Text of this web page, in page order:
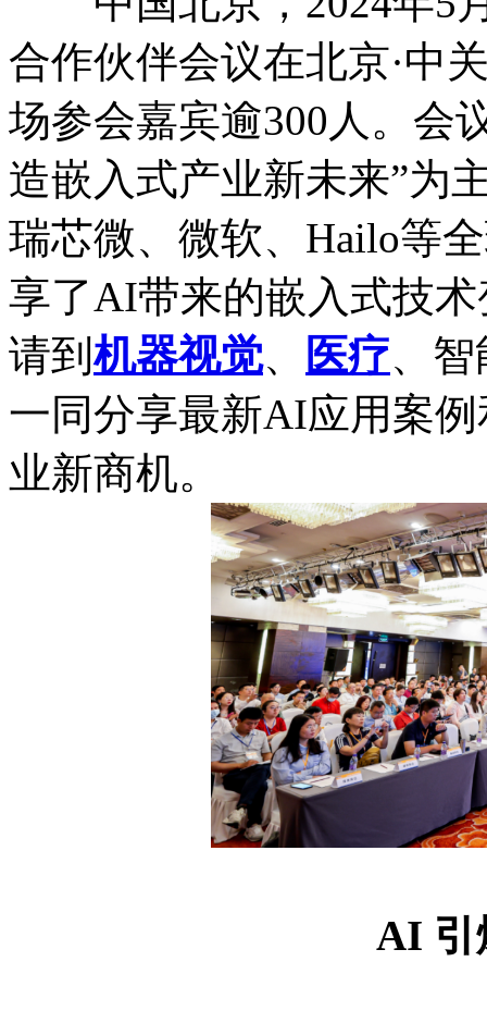
合作伙伴会议在北京·中
场参会嘉宾逾300人。会
造嵌入式产业新未来”为
瑞芯微、微软、Hailo等
享了AI带来的嵌入式技
请到机器视觉、 医疗、
一同分享最新AI应用案
业新商机。
AI 引